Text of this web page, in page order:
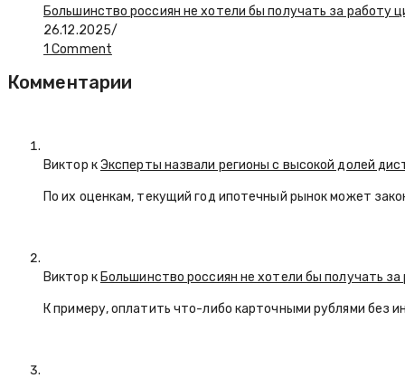
Большинство россиян не хотели бы получать за работу
26.12.2025/
1 Comment
Комментарии
Виктор кЭксперты назвали регионы с высокой долей
По их оценкам, текущий год ипотечный рынок может
Виктор к Большинство россиян не хотели бы получать
К примеру, оплатить что-либо карточными рублями без